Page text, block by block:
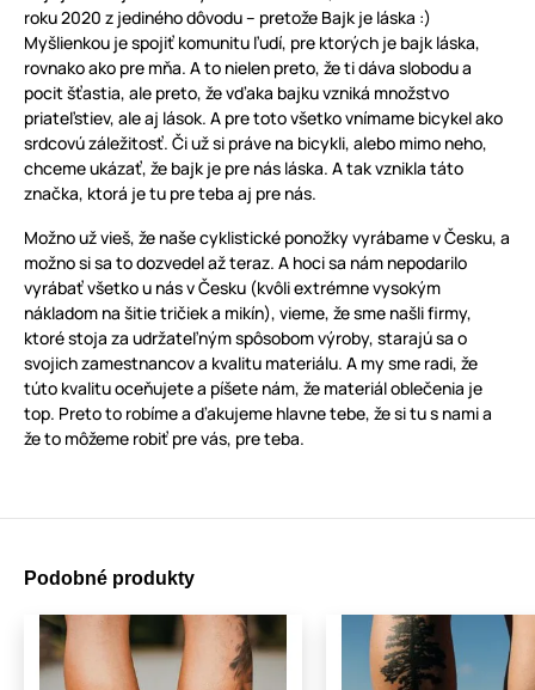
roku 2020 z jediného dôvodu – pretože Bajk je láska :)
Myšlienkou je spojiť komunitu ľudí, pre ktorých je bajk láska,
rovnako ako pre mňa. A to nielen preto, že ti dáva slobodu a
pocit šťastia, ale preto, že vďaka bajku vzniká množstvo
priateľstiev, ale aj lások. A pre toto všetko vnímame bicykel ako
srdcovú záležitosť. Či už si práve na bicykli, alebo mimo neho,
chceme ukázať, že bajk je pre nás láska. A tak vznikla táto
značka, ktorá je tu pre teba aj pre nás.
Možno už vieš, že naše cyklistické ponožky vyrábame v Česku, a
možno si sa to dozvedel až teraz. A hoci sa nám nepodarilo
vyrábať všetko u nás v Česku (kvôli extrémne vysokým
nákladom na šitie tričiek a mikín), vieme, že sme našli firmy,
ktoré stoja za udržateľným spôsobom výroby, starajú sa o
svojich zamestnancov a kvalitu materiálu. A my sme radi, že
túto kvalitu oceňujete a píšete nám, že materiál oblečenia je
top. Preto to robíme a ďakujeme hlavne tebe, že si tu s nami a
že to môžeme robiť pre vás, pre teba.
Podobné produkty